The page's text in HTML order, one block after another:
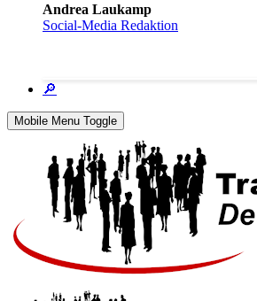
Andrea Laukamp
Social-Media Redaktion
🔎
Mobile Menu Toggle